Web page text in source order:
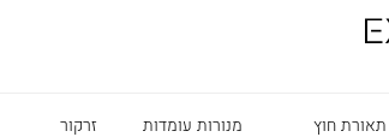
תאורת חוץ מנורות עומדות זרקור